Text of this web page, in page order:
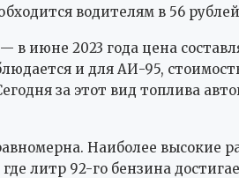
водителям в 56
в июне 2023 года цена
и для АИ-95,
за этот вид топлива
Наиболее высокие
литр 92-го бензина